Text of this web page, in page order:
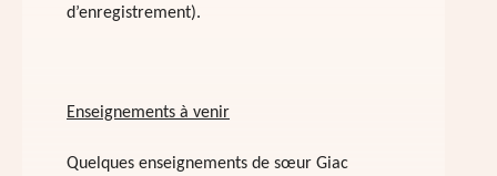
d’enregistrement).
Enseignements à venir
Quelques enseignements de sœur Giac